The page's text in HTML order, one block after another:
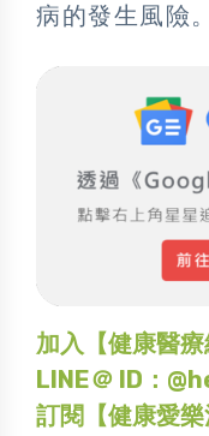
病的發生風險。
加入【健康醫
LINE＠ ID：
訂閱【健康愛